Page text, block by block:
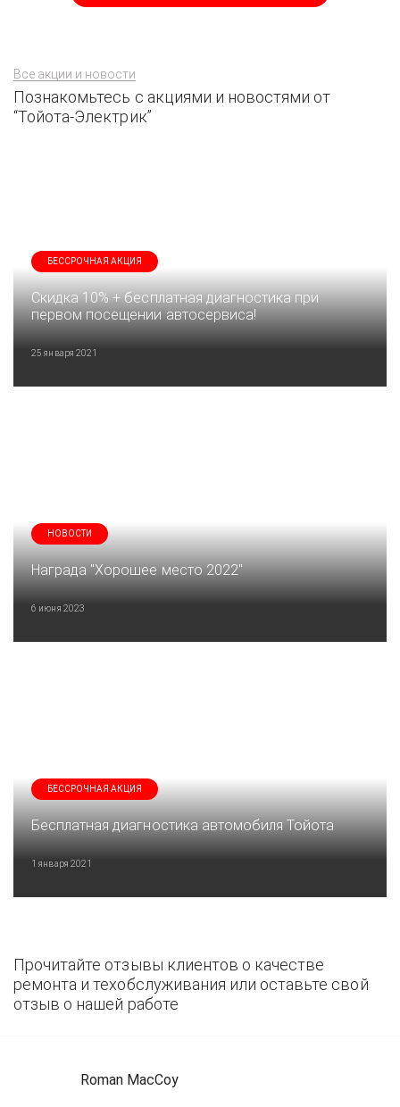
Все акции и новости
Познакомьтесь с акциями и новостями от
“Тойота-Электрик”
БЕССРОЧНАЯ АКЦИЯ
Скидка 10% + бесплатная диагностика при
первом посещении автосервиса!
25 января 2021
НОВОСТИ
Награда "Хорошее место 2022"
6 июня 2023
БЕССРОЧНАЯ АКЦИЯ
Бесплатная диагностика автомобиля Тойота
1 января 2021
Прочитайте отзывы клиентов о качестве
ремонта и техобслуживания или оставьте свой
отзыв о нашей работе
Roman MacCoy